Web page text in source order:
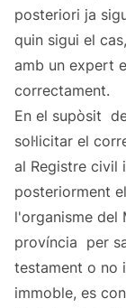
posteriori ja
quin sigui el
amb un expert
En el supòsit
sol·licitar el
al Registre civil
posteriorment
l'organisme del
província per
testament o no
immoble, es